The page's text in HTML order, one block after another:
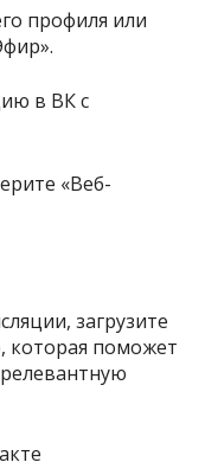
профиля или
«Веб-
загрузите
которая поможет